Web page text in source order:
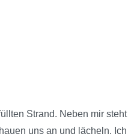
Strand. Neben mir steht
uns an und lächeln. Ich